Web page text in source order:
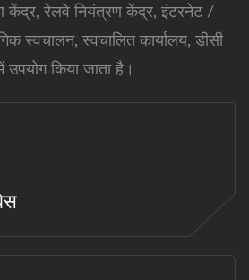
केंद्र, रेलवे नियंत्रण केंद्र, इंटरनेट /
स्वचालन, स्वचालित कार्यालय, डीसी
किया जाता है।